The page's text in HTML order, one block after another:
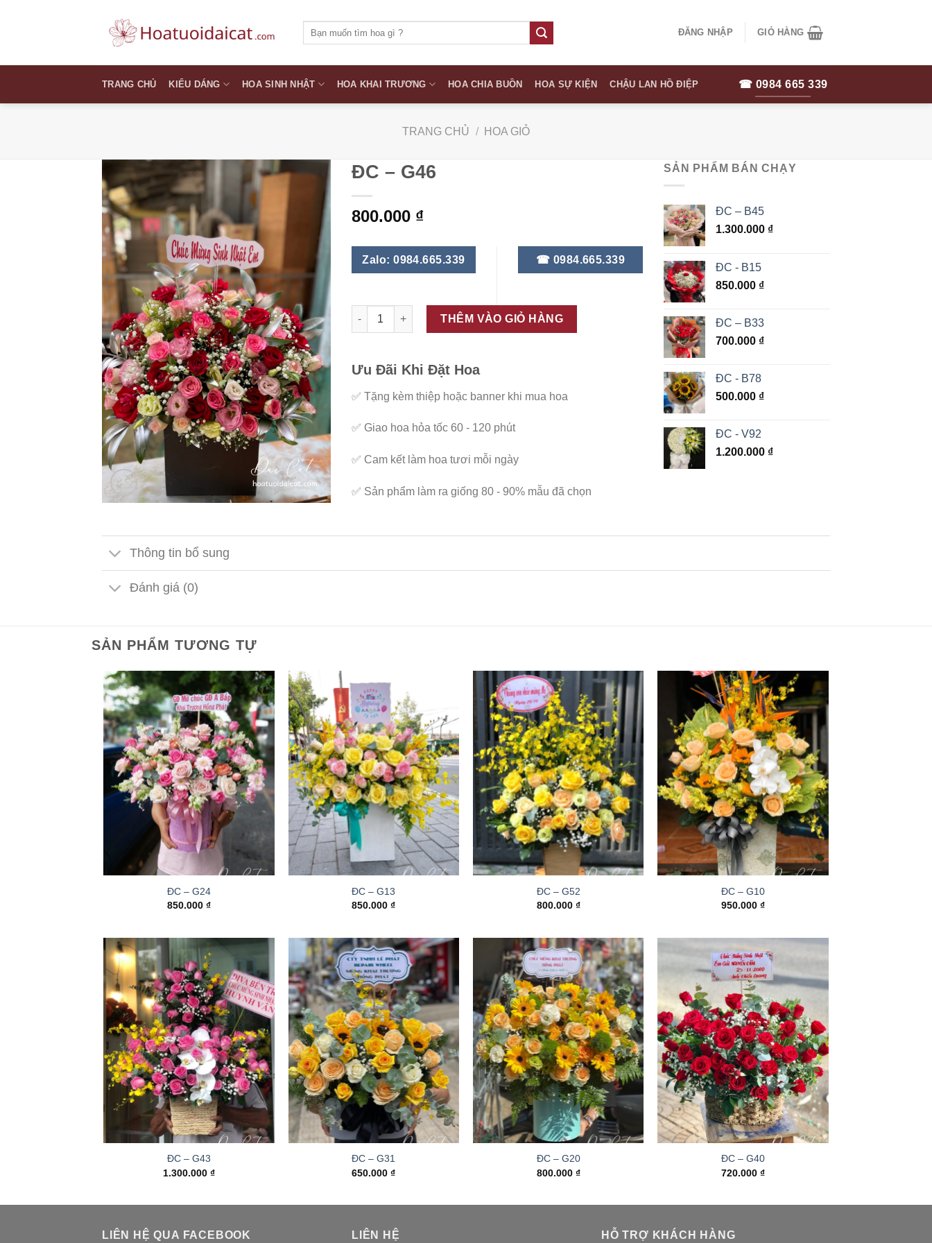
kiếm:
ĐĂNG NHẬP GIỎ HÀNG
TRANG CHỦ KIỂU DÁNG HOA SINH NHẬT HOA KHAI TRƯƠNG HOA CHIA BUỒN HOA SỰ KIỆN CHẬU LAN HỒ ĐIỆP ☎ 0984 665 339
TRANG CHỦ / HOA GIỎ
ĐC – G46
800.000 ₫
Zalo: 0984.665.339 ☎ 0984.665.339
ĐC - G46 số lượng
THÊM VÀO GIỎ HÀNG
Ưu Đãi Khi Đặt Hoa
✅ Tặng kèm thiệp hoặc banner khi mua hoa
✅ Giao hoa hỏa tốc 60 - 120 phút
✅ Cam kết làm hoa tươi mỗi ngày
✅ Sản phẩm làm ra giống 80 - 90% mẫu đã chọn
SẢN PHẨM BÁN CHẠY
ĐC – B45
1.300.000 ₫
ĐC - B15
850.000 ₫
ĐC – B33
700.000 ₫
ĐC - B78
500.000 ₫
ĐC - V92
1.200.000 ₫
Thông tin bổ sung
Đánh giá (0)
SẢN PHẨM TƯƠNG TỰ
ĐC – G24
850.000₫
ĐC – G13
850.000₫
ĐC – G52
800.000 ₫
ĐC – G10
950.000 ₫
ĐC – G43
1.300.000₫
ĐC – G31
650.000₫
ĐC – G20
800.000 ₫
ĐC – G40
720.000 ₫
LIÊN HỆ QUA FACEBOOK LIÊN HỆ HỖ TRỢ KHÁCH HÀNG